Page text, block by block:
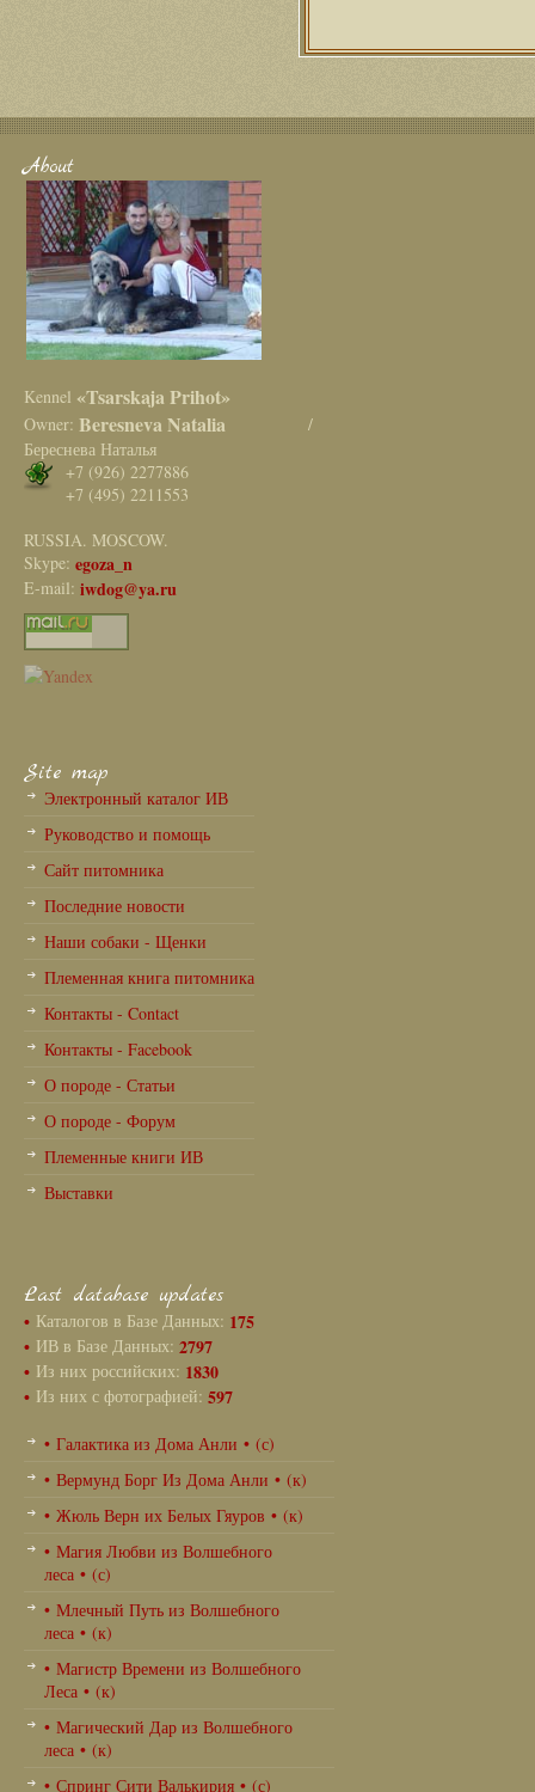
About
Kennel «Tsarskaja Prihot»
Owner: Beresneva Natalia /
Береснева Наталья
+7 (926) 2277886
+7 (495) 2211553
RUSSIA. MOSCOW.
Skype: egoza_n
E-mail: iwdog@ya.ru
Site map
Электронный каталог ИВ
Руководство и помощь
Сайт питомника
Последние новости
Наши собаки - Щенки
Племенная книга питомника
Контакты - Contact
Контакты - Facebook
О породе - Статьи
О породе - Форум
Племенные книги ИВ
Выставки
Last database updates
• Каталогов в Базе Данных: 175
• ИВ в Базе Данных: 2797
• Из них российских: 1830
• Из них с фотографией: 597
• Галактика из Дома Анли • (с)
• Вермунд Борг Из Дома Анли • (к)
• Жюль Верн их Белых Гяуров • (к)
• Магия Любви из Волшебного
леса • (с)
• Млечный Путь из Волшебного
леса • (к)
• Магистр Времени из Волшебного
Леса • (к)
• Магический Дар из Волшебного
леса • (к)
• Спринг Сити Валькирия • (с)